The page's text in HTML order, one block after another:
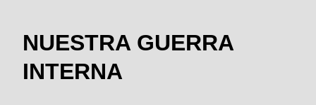
NUESTRA GUERRA
INTERNA